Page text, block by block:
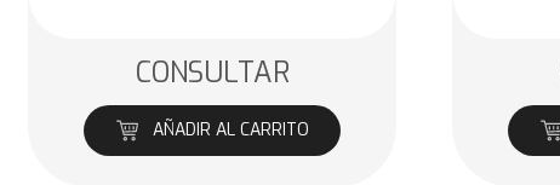
CONSULTAR
AÑADIR AL CARRITO